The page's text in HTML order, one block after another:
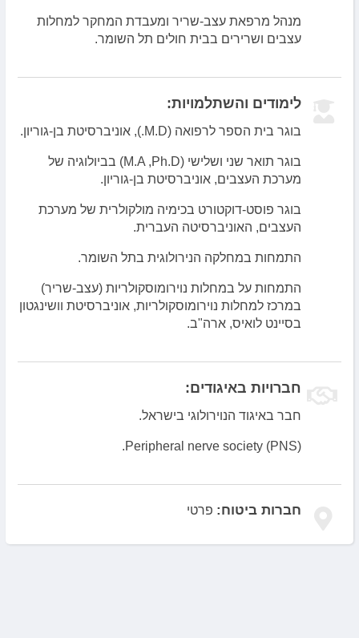
מנהל מרפאת עצב-שריר ומעבדת המחקר למחלות
עצבים ושרירים בבית חולים תל השומר.
לימודים והשתלמויות:
בוגר בית הספר לרפואה (M.D.), אוניברסיטת בן-גוריון.
בוגר תואר שני ושלישי (M.A ,Ph.D) בביולוגיה של
מערכת העצבים, אוניברסיטת בן-גוריון.
בוגר פוסט-דוקטורט בכימיה מולקולרית של מערכת
העצבים, האוניברסיטה העברית.
התמחות במחלקה הנירולוגית בתל השומר.
התמחות על במחלות נוירומוסקולריות (עצב-שריר)
במרכז למחלות נוירומוסקולריות, אוניברסיטת וושינגטון
בסיינט לואיס, ארה"ב.
חברויות באיגודים:
חבר באיגוד הנוירולוגי בישראל.
(Peripheral nerve society (PNS.
חברות ביטוח: פרטי